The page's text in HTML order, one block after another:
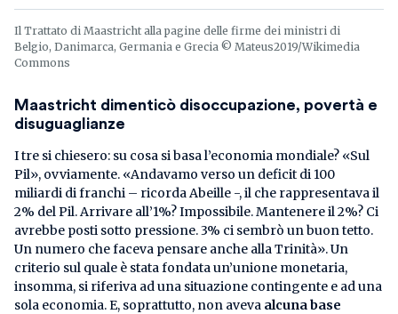
Il Trattato di Maastricht alla pagine delle firme dei ministri di
Belgio, Danimarca, Germania e Grecia © Mateus2019/Wikimedia
Commons
Maastricht dimenticò disoccupazione, povertà e
disuguaglianze
I tre si chiesero: su cosa si basa l’economia mondiale? «Sul
Pil», ovviamente. «Andavamo verso un deficit di 100
miliardi di franchi – ricorda Abeille -, il che rappresentava il
2% del Pil. Arrivare all’1%? Impossibile. Mantenere il 2%? Ci
avrebbe posti sotto pressione. 3% ci sembrò un buon tetto.
Un numero che faceva pensare anche alla Trinità». Un
criterio sul quale è stata fondata un’unione monetaria,
insomma, si riferiva ad una situazione contingente e ad una
sola economia. E, soprattutto, non aveva alcuna base